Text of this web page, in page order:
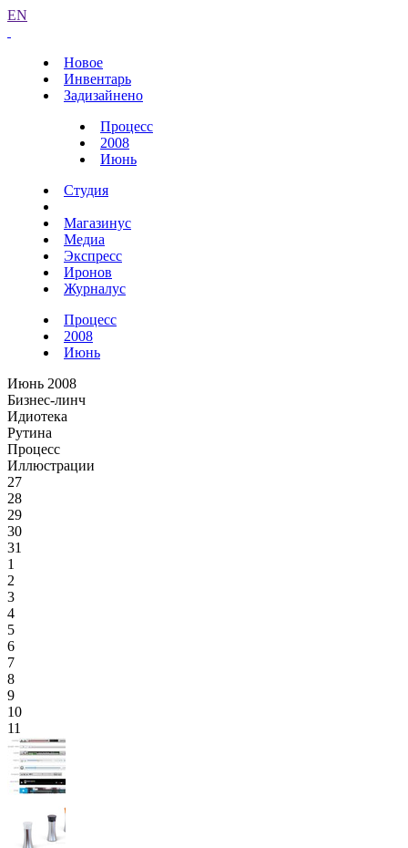
EN
Новое
Инвентарь
Задизайнено
Процесс
2008
Июнь
Студия
Магазинус
Медиа
Экспресс
Иронов
Журналус
Процесс
2008
Июнь
Июнь 2008
Бизнес-линч
Идиотека
Рутина
Процесс
Иллюстрации
27
28
29
30
31
1
2
3
4
5
6
7
8
9
10
11